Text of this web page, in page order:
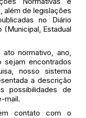
além de legislações
no Diário
Estadual
normativo, ano,
sejam encontrados
nosso sistema
a descrição
possibilidades de
mail.
contato com o